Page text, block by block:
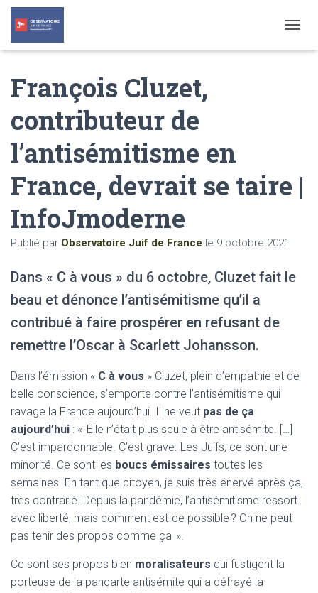
O
François Cluzet,
contributeur de
l’antisémitisme en
France, devrait se taire |
InfoJmoderne
Publié par Observatoire Juif de France le 9 octobre 2021
Dans « C à vous » du 6 octobre, Cluzet fait le
beau et dénonce l’antisémitisme qu’il a
contribué à faire prospérer en refusant de
remettre l’Oscar à Scarlett Johansson.
Dans l’émission « C à vous » Cluzet, plein d’empathie et de
belle conscience, s’emporte contre l’antisémitisme qui
ravage la France aujourd’hui. Il ne veut pas de ça
aujourd’hui : « Elle n’était plus seule à être antisémite. […]
C’est impardonnable. C’est grave. Les Juifs, ce sont une
minorité. Ce sont les boucs émissaires toutes les
semaines. En tant que citoyen, je suis très énervé après ça,
très contrarié. Depuis la pandémie, l’antisémitisme ressort
avec liberté, mais comment est-ce possible ? On ne peut
pas tenir des propos comme ça ».
Ce sont ses propos bien moralisateurs qui fustigent la
porteuse de la pancarte antisémite qui a défrayé la